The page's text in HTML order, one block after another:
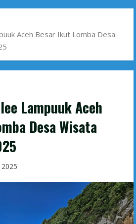
Aceh Besar Ikut Lomba Desa
Lampuuk Aceh
Desa Wisata
2025